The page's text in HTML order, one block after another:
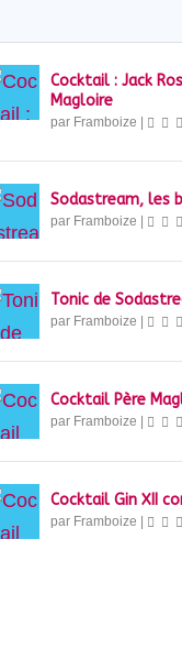
Cocktail : Jack
Magloire
par Framboize
Sodastream, les
par Framboize
Tonic de
par Framboize
Cocktail Père
par Framboize
Cocktail Gin XII
par Framboize